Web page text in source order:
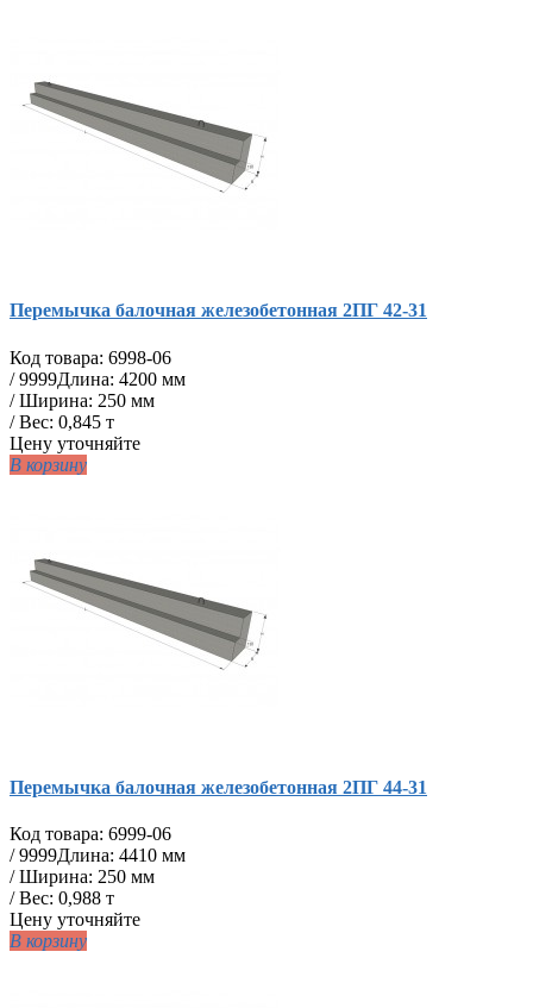
Перемычка балочная железобетонная 2ПГ 42-31
Код товара: 6998-06
/9999Длина: 4200 мм
/ Ширина: 250 мм
/ Вес: 0,845 т
Цену уточняйте
В корзину
Перемычка балочная железобетонная 2ПГ 44-31
Код товара: 6999-06
/9999Длина: 4410 мм
/ Ширина: 250 мм
/ Вес: 0,988 т
Цену уточняйте
В корзину